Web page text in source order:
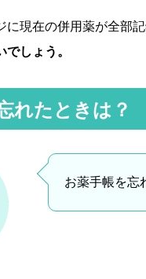
に現在の併用薬が全部
しょう。
れたときは？
お薬手帳を忘